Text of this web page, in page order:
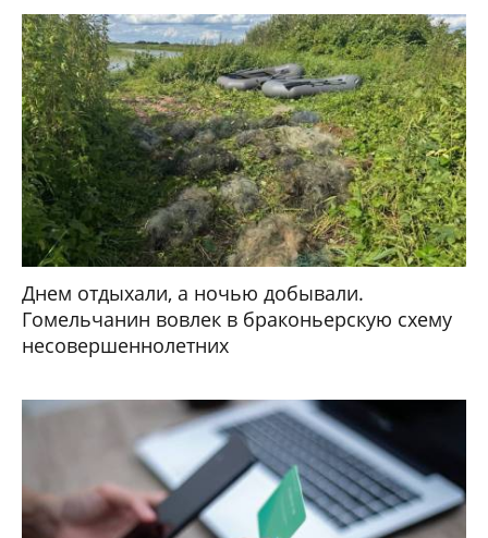
Днем отдыхали, а ночью добывали.
Гомельчанин вовлек в браконьерскую схему
несовершеннолетних